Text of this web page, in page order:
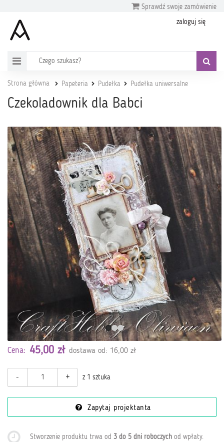
Sprawdź swoje zamówienie
zaloguj się
Strona główna Papeteria Pudełka Pudełka uniwersalne
Czekoladownik dla Babci
Cena: 45,00 zł dostawa od: 16,00 zł
- + z 1 sztuka
Zapytaj projektanta
Stworzenie produktu trwa od3 do 5 dni roboczych od wpłaty.